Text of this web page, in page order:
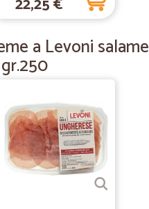
07/10/2019
a Levoni salame